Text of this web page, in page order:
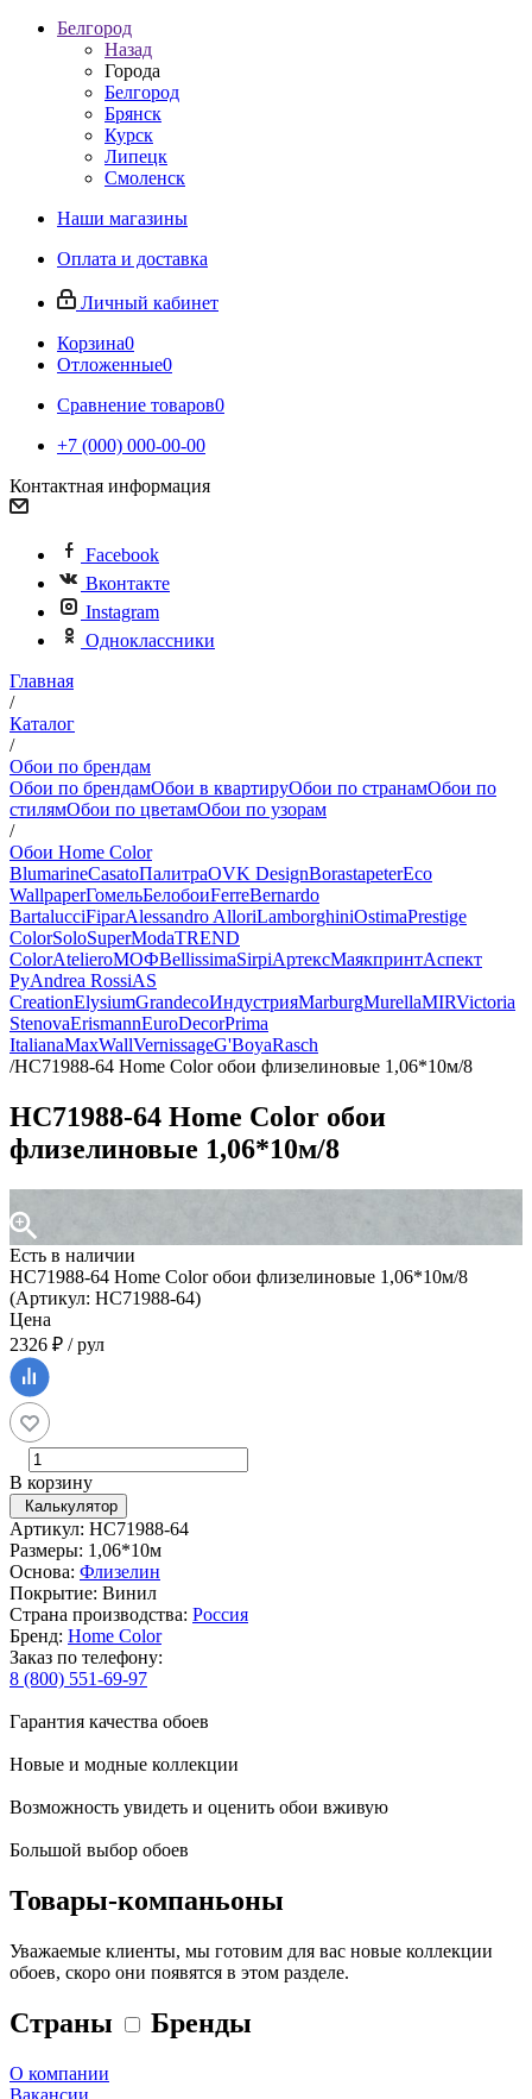
Белгород
Назад
Города
Белгород
Брянск
Курск
Липецк
Смоленск
Наши магазины
Оплата и доставка
Личный кабинет
Корзина0
Отложенные0
Сравнение товаров0
+7 (000) 000-00-00
Контактная информация
Facebook
Вконтакте
Instagram
Одноклассники
Главная
/
Каталог
/
Обои по брендам
Обои по брендамОбои в квартируОбои по странамОбои по
стилямОбои по цветамОбои по узорам
/
Обои Home Color
BlumarineCasatoПалитраOVK DesignBorastapeterEco
WallpaperГомельБелобоиFerreBernardo
BartalucciFiparAlessandro AlloriLamborghiniOstimaPrestige
ColorSoloSuperModaTREND
ColorAtelieroМОФBellissimaSirpiАртексМаякпринтАспект
РуAndrea RossiAS
CreationElysiumGrandecoИндустрияMarburgMurellaMIRVictoria
StenovaErismannEuroDecorPrima
ItalianaMaxWallVernissageG'BoyaRasch
/HC71988-64 Home Color обои флизелиновые 1,06*10м/8
HC71988-64 Home Color обои
флизелиновые 1,06*10м/8
Есть в наличии
HC71988-64 Home Color обои флизелиновые 1,06*10м/8
(Артикул: HC71988-64)
Цена
2326 ₽ / рул
В корзину
Калькулятор
Артикул: HC71988-64
Размеры: 1,06*10м
Основа: Флизелин
Покрытие: Винил
Страна производства: Россия
Бренд: Home Color
Заказ по телефону:
8 (800) 551-69-97
Гарантия качества обоев
Новые и модные коллекции
Возможность увидеть и оценить обои вживую
Большой выбор обоев
Товары-компаньоны
Уважаемые клиенты, мы готовим для вас новые коллекции
обоев, скоро они появятся в этом разделе.
Страны Бренды
О компании
Вакансии